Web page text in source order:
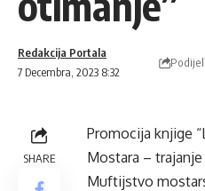
7 Decembra, 2023 8:32
Redakcija Portala
Podijeli
SHARE
Promocija knjige
Mostara –
Muftijstvo